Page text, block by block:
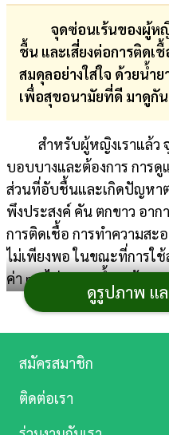
จุดซ่อนเร้นของผู้หญิ
ชื้น และเสี่ยงต่อการติดเ
สมดุลอย่างใส่ใจ ด้วยน้ำ
เพื่อสุขอนามัยที่ดี มาดูกั
สำหรับผู้หญิงเราแล้ว
บอบบางและต้องการ การ
ส่วนที่อับชื้นและเกิดปัญหาต่
พึงประสงค์ คัน ตกขาว อาก
การติดเชื้อ การทำความสะ
ไม่เพียงพอ ในขณะที่การใ
ค่า pH ไม่สมดุลน้ำยาล้างจุ
ไอเทมสำคัญที่จะช่วยทำค
ทำไมจึงควร
ดูรูปภาพ แ
บอล
สด
การ
การ
ศึกษา
บันเทิง
ดู
หนัง
สมัครสมาชิก
ติดต่อเรา